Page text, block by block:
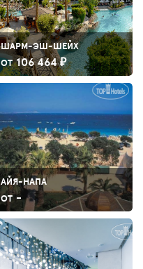
ШАРМ-ЭШ-ШЕЙХ
ОТ 106 464 ₽
АЙЯ-НАПА
ОТ -